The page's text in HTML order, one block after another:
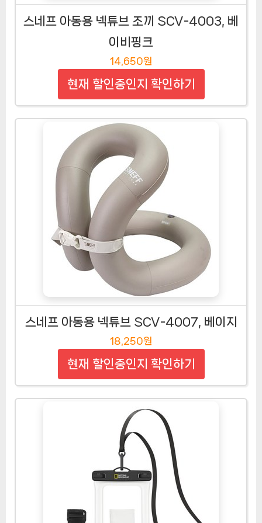
스네프 아동용 넥튜브 조끼 SCV-4003, 베
이비핑크
14,650원
현재 할인중인지 확인하기
스네프 아동용 넥튜브 SCV-4007, 베이지
18,250원
현재 할인중인지 확인하기